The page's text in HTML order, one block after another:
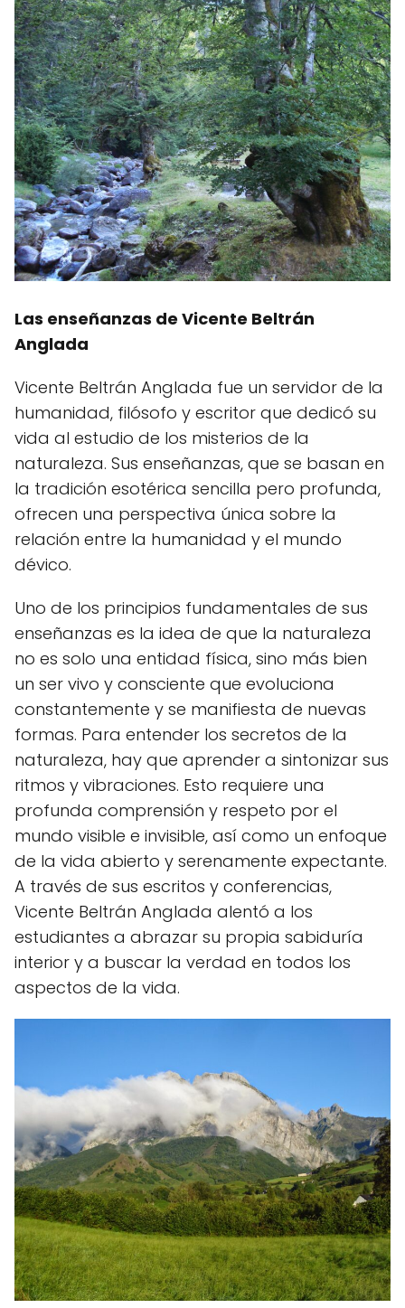
Las enseñanzas de Vicente Beltrán
Anglada
Vicente Beltrán Anglada fue un servidor de la
humanidad, filósofo y escritor que dedicó su
vida al estudio de los misterios de la
naturaleza. Sus enseñanzas, que se basan en
la tradición esotérica sencilla pero profunda,
ofrecen una perspectiva única sobre la
relación entre la humanidad y el mundo
dévico.
Uno de los principios fundamentales de sus
enseñanzas es la idea de que la naturaleza
no es solo una entidad física, sino más bien
un ser vivo y consciente que evoluciona
constantemente y se manifiesta de nuevas
formas. Para entender los secretos de la
naturaleza, hay que aprender a sintonizar sus
ritmos y vibraciones. Esto requiere una
profunda comprensión y respeto por el
mundo visible e invisible, así como un enfoque
de la vida abierto y serenamente expectante.
A través de sus escritos y conferencias,
Vicente Beltrán Anglada alentó a los
estudiantes a abrazar su propia sabiduría
interior y a buscar la verdad en todos los
aspectos de la vida.